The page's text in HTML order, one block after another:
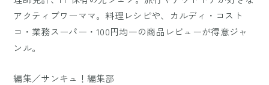
アクティブワーママ。料理レシピや、カルディ・コスト
コ・業務スーパー・100円均一の商品レビューが得意ジャ
ンル。
編集／サンキュ！編集部